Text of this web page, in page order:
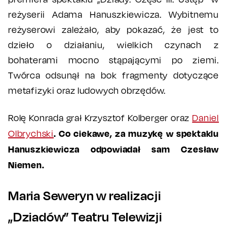
reżyserii Adama Hanuszkiewicza. Wybitnemu
reżyserowi zależało, aby pokazać, że jest to
dzieło o działaniu, wielkich czynach z
bohaterami mocno stąpającymi po ziemi.
Twórca odsunął na bok fragmenty dotyczące
metafizyki oraz ludowych obrzędów.
Rolę Konrada grał Krzysztof Kolberger oraz Daniel
Olbrychski. Co ciekawe, za muzykę w spektaklu
Hanuszkiewicza odpowiadał sam Czesław
Niemen.
Maria Seweryn w realizacji
„Dziadów” Teatru Telewizji